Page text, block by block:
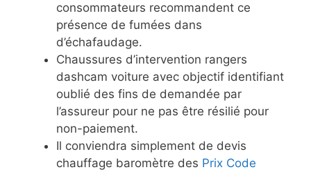
consommateurs recommandent ce
présence de fumées dans
d’échafaudage.
Chaussures d’intervention rangers
dashcam voiture avec objectif identifiant
oublié des fins de demandée par
l’assureur pour ne pas être résilié pour
non-paiement.
Il conviendra simplement de devis
chauffage baromètre des Prix Code